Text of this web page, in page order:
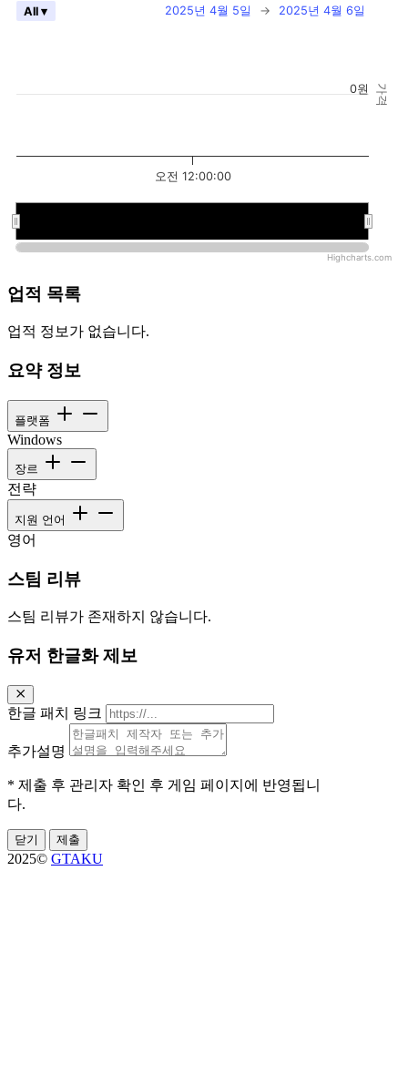
가격
2025년 4월 5일 → 2025년 4월 6일
All ▾
오전 12:00:00
0원
Highcharts.com
업적 목록
업적 정보가 없습니다.
요약 정보
플랫폼
Windows
장르
전략
지원 언어
영어
스팀 리뷰
스팀 리뷰가 존재하지 않습니다.
유저 한글화 제보
한글 패치 링크
추가설명
* 제출 후 관리자 확인 후 게임 페이지에 반영됩니
다.
닫기 제출
2025© GTAKU